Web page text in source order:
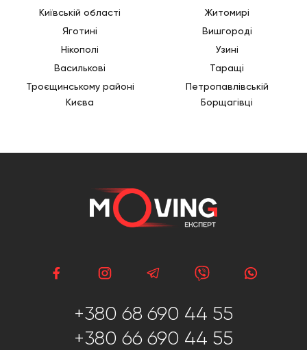
Київській області
Яготині
Нікополі
Василькові
Троєщинському районі
Києва
Житомирі
Вишгороді
Узині
Таращі
Петропавлівській
Борщагівці
+380 68 690 44 55
+380 66 690 44 55